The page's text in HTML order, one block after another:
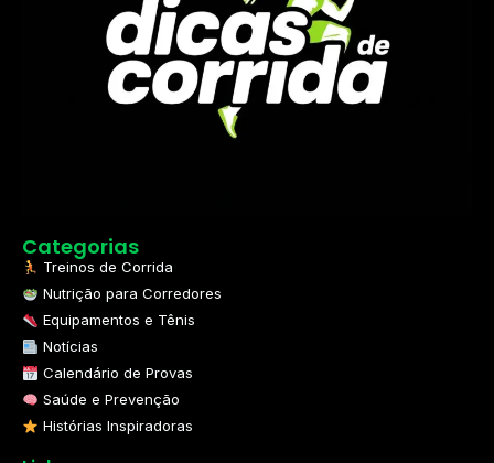
Categorias
Treinos de Corrida
Nutrição para Corredores
Equipamentos e Tênis
Notícias
Calendário de Provas
Saúde e Prevenção
Histórias Inspiradoras